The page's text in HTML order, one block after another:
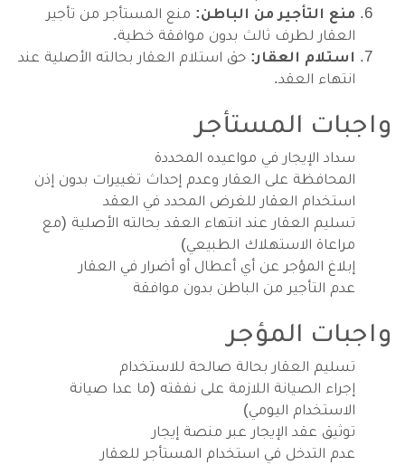
منع التأجير من الباطن: منع المستأجر من تأجير
العقار لطرف ثالث بدون موافقة خطية.
استلام العقار: حق استلام العقار بحالته الأصلية عند
انتهاء العقد.
واجبات المستأجر
سداد الإيجار في مواعيده المحددة
المحافظة على العقار وعدم إحداث تغييرات بدون إذن
استخدام العقار للغرض المحدد في العقد
تسليم العقار عند انتهاء العقد بحالته الأصلية (مع
مراعاة الاستهلاك الطبيعي)
إبلاغ المؤجر عن أي أعطال أو أضرار في العقار
عدم التأجير من الباطن بدون موافقة
واجبات المؤجر
تسليم العقار بحالة صالحة للاستخدام
إجراء الصيانة اللازمة على نفقته (ما عدا صيانة
الاستخدام اليومي)
توثيق عقد الإيجار عبر منصة إيجار
عدم التدخل في استخدام المستأجر للعقار